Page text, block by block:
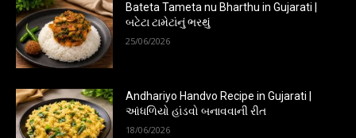
Bateta Tameta nu Bharthu in Gujarati |
બટેટા ટામેટાંનું ભરથું
25/06/2026
Andhariyo Handvo Recipe in Gujarati |
આંધળિયો હાંડવો બનાવવાની રીત
18/06/2026